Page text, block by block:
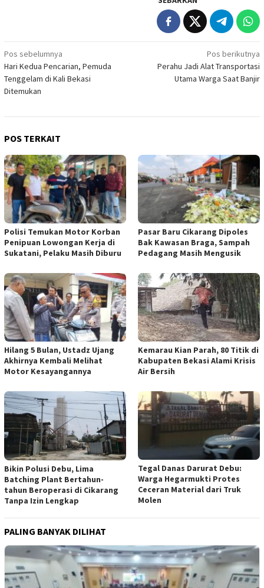
Navigasi
pos
Pos sebelumnya
Hari Kedua Pencarian, Pemuda
Tenggelam di Kali Bekasi
Ditemukan
Pos berikutnya
Perahu Jadi Alat Transportasi
Utama Warga Saat Banjir
POS TERKAIT
Polisi Temukan Motor Korban
Penipuan Lowongan Kerja di
Sukatani, Pelaku Masih Diburu
Pasar Baru Cikarang Dipoles
Bak Kawasan Braga, Sampah
Pedagang Masih Mengusik
Hilang 5 Bulan, Ustadz Ujang
Akhirnya Kembali Melihat
Motor Kesayangannya
Kemarau Kian Parah, 80 Titik di
Kabupaten Bekasi Alami Krisis
Air Bersih
Bikin Polusi Debu, Lima
Batching Plant Bertahun-
tahun Beroperasi di Cikarang
Tanpa Izin Lengkap
Tegal Danas Darurat Debu:
Warga Hegarmukti Protes
Ceceran Material dari Truk
Molen
PALING BANYAK DILIHAT